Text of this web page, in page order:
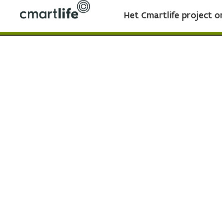
Het Cmartlife project